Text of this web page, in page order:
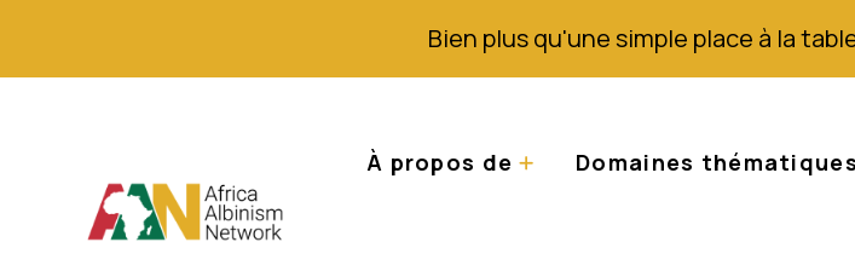
Bien plus qu'une simple place à la
À propos de Domaines thématiques